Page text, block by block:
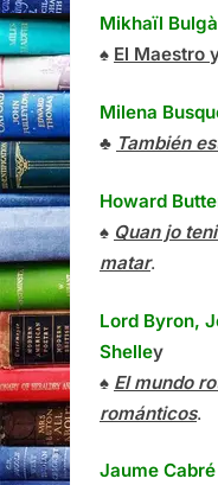
Mikhaïl
♠ El Maestro
Milena
♣ También
Howard
♠ Quan jo
matar.
Lord Byron,
Shelley
♠ El mundo
románticos.
Jaume Cabré